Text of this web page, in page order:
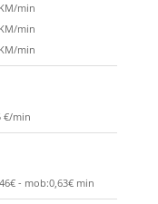
min
min
min
€/min
- mob:0,63€ min